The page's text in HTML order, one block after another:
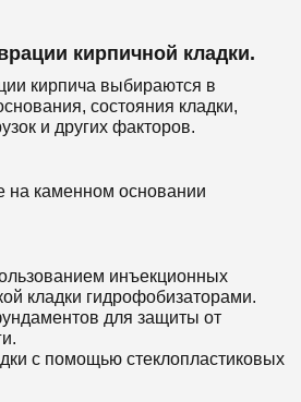
кирпичной кладки.
кирпича выбираются в
состояния кладки,
и других факторов.
на каменном основании
инъекционных
кладки гидрофобизаторами.
для защиты от
с помощью стеклопластиковых